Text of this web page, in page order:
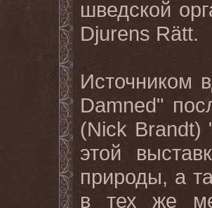
шведской
Djurens Rätt.
Источником
Damned"
(Nick Brandt)
этой
природы, а
в тех же